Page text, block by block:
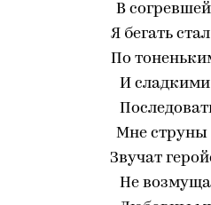
В
Я бегать
По
И
Мне струны
Звучат
Не